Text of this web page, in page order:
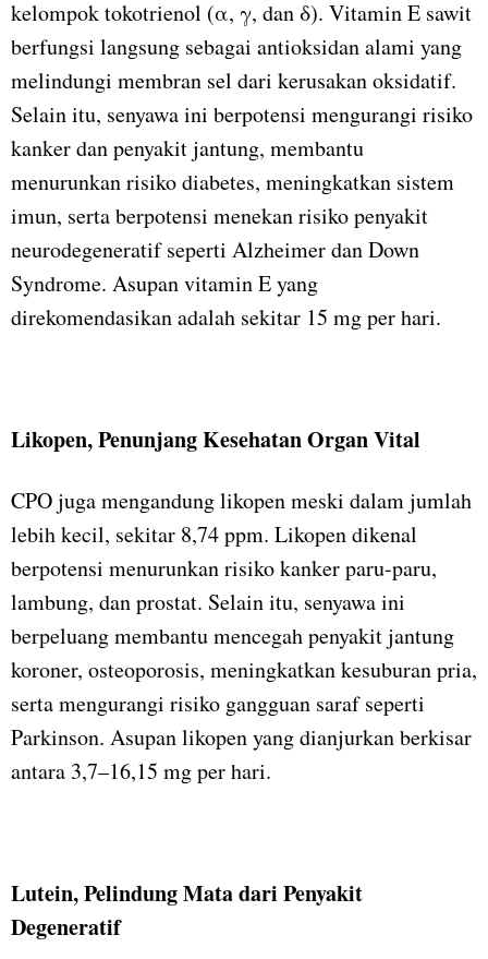
kelompok tokotrienol (α, γ, dan δ). Vitamin E sawit
berfungsi langsung sebagai antioksidan alami yang
melindungi membran sel dari kerusakan oksidatif.
Selain itu, senyawa ini berpotensi mengurangi risiko
kanker dan penyakit jantung, membantu
menurunkan risiko diabetes, meningkatkan sistem
imun, serta berpotensi menekan risiko penyakit
neurodegeneratif seperti Alzheimer dan Down
Syndrome. Asupan vitamin E yang
direkomendasikan adalah sekitar 15 mg per hari.
Likopen, Penunjang Kesehatan Organ Vital
CPO juga mengandung likopen meski dalam jumlah
lebih kecil, sekitar 8,74 ppm. Likopen dikenal
berpotensi menurunkan risiko kanker paru-paru,
lambung, dan prostat. Selain itu, senyawa ini
berpeluang membantu mencegah penyakit jantung
koroner, osteoporosis, meningkatkan kesuburan pria,
serta mengurangi risiko gangguan saraf seperti
Parkinson. Asupan likopen yang dianjurkan berkisar
antara 3,7–16,15 mg per hari.
Lutein, Pelindung Mata dari Penyakit
Degeneratif